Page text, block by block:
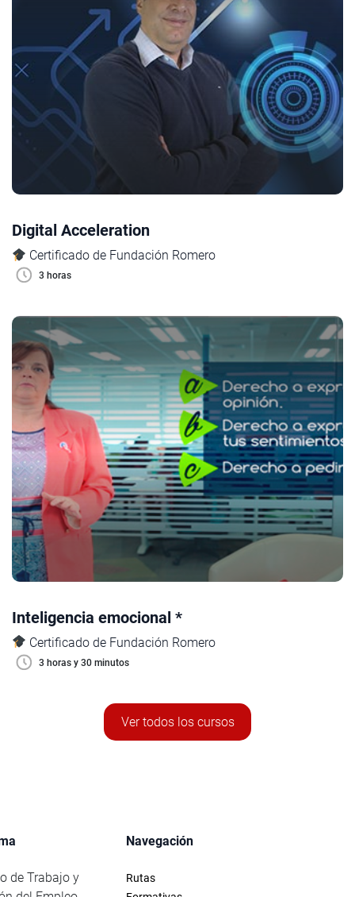
Digital Acceleration
Certificado de Fundación Romero
3 horas
Inteligencia emocional *
Certificado de Fundación Romero
3 horas y 30 minutos
Ver todos los cursos
de Trabajo y
Navegación
Rutas